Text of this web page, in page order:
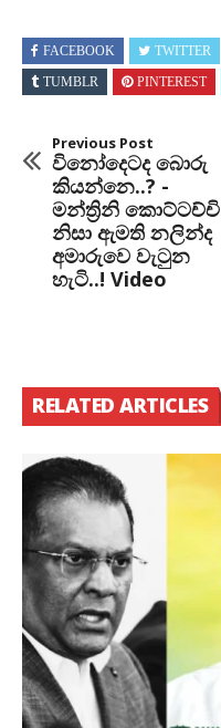
FACEBOOK TWITTER
TUMBLR
PINTEREST
Previous Post
විනෝදෙටද බොරු
කියන්නෙ..? -
මන්ත්‍රිනි කොට්ටච්චි
නිසා ඇමති නලින්ද
අමාරුවෙ වැටුන
හැටි..! Video
RELATED ARTICLES